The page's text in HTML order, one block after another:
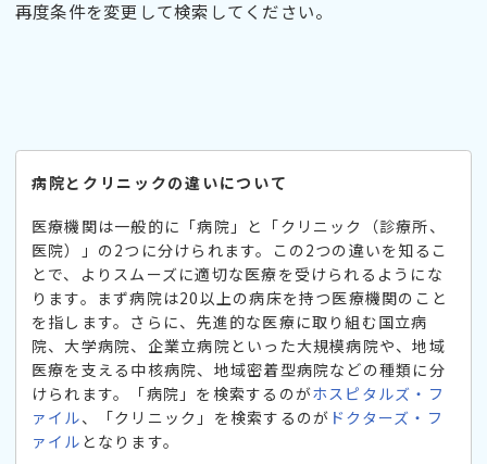
再度条件を変更して検索してください。
病院とクリニックの違いについて
医療機関は一般的に「病院」と「クリニック（診療所、
医院）」の2つに分けられます。この2つの違いを知るこ
とで、よりスムーズに適切な医療を受けられるようにな
ります。まず病院は20以上の病床を持つ医療機関のこと
を指します。さらに、先進的な医療に取り組む国立病
院、大学病院、企業立病院といった大規模病院や、地域
医療を支える中核病院、地域密着型病院などの種類に分
けられます。「病院」を検索するのがホスピタルズ・フ
ァイル、「クリニック」を検索するのが ドクターズ・フ
ァイル となります。